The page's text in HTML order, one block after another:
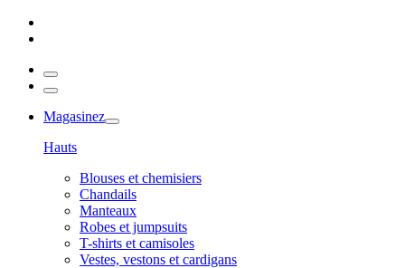
Magasinez
Hauts
Blouses et chemisiers
Chandails
Manteaux
Robes et jumpsuits
T-shirts et camisoles
Vestes, vestons et cardigans